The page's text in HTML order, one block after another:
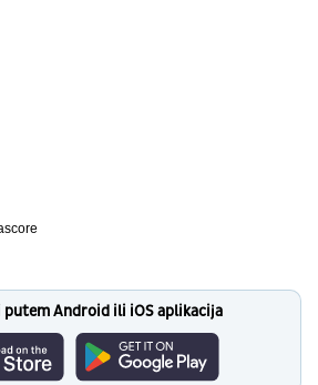
putem Android ili iOS aplikacija